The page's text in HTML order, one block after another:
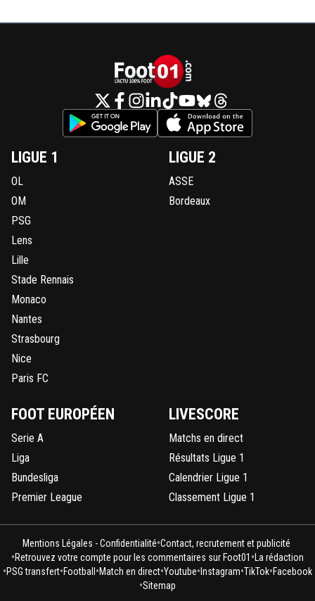
LIGUE 1
OL
OM
PSG
Lens
Lille
Stade Rennais
Monaco
Nantes
Strasbourg
Nice
Paris FC
LIGUE 2
ASSE
Bordeaux
FOOT EUROPÉEN
Serie A
Liga
Bundesliga
Premier League
LIVESCORE
Matchs en direct
Résultats Ligue 1
Calendrier Ligue 1
Classement Ligue 1
Mentions Légales - Confidentialité•Contact, recrutement et publicité
•Retrouvez votre compte pour les commentaires sur Foot01 • La rédaction
•PSG transfert•Football •Match en direct•Youtube• Instagram•TikTok•Facebook
•Sitemap